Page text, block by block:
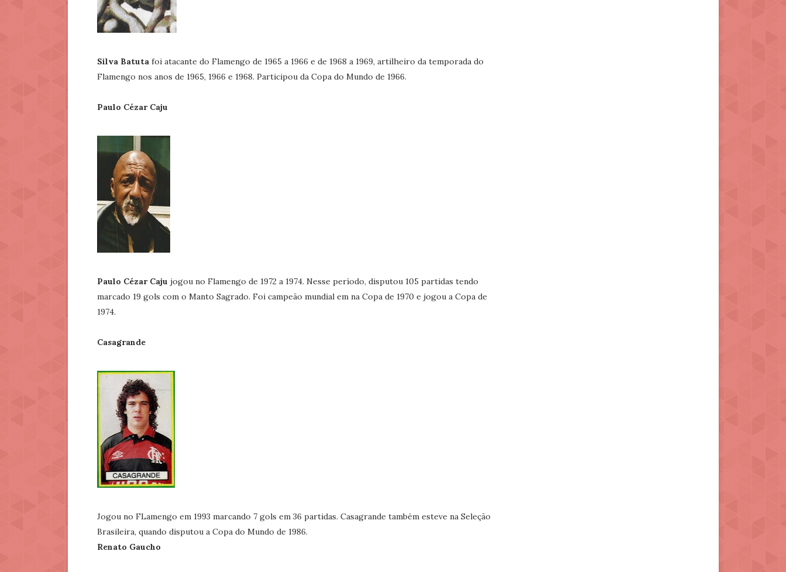
Silva Batutafoi atacante do Flamengo de 1965 a 1966 e de 1968 a 1969, artilheiro da temporada do
Flamengo nos anos de 1965, 1966 e 1968. Participou da Copa do Mundo de 1966.
Paulo Cézar Caju
Paulo Cézar Caju jogou no Flamengo de 1972 a 1974. Nesse período, disputou 105 partidas tendo
marcado 19 gols com o Manto Sagrado. Foi campeão mundial em na Copa de 1970 e jogou a Copa de
1974.
Casagrande
Jogou no FLamengo em 1993 marcando 7 gols em 36 partidas. Casagrande também esteve na Seleção
Brasileira, quando disputou a Copa do Mundo de 1986.
Renato Gaucho